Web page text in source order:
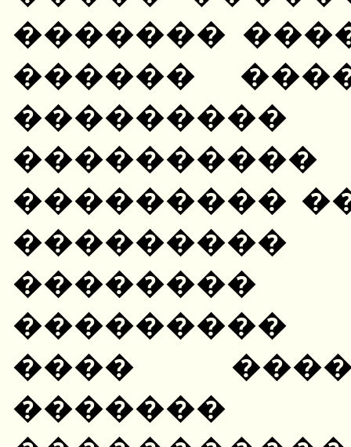
�������
������
���������
��������
���������
����